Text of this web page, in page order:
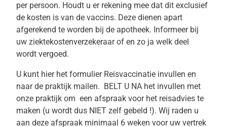
per persoon. Houdt u er rekening mee dat dit exclusief
de kosten is van de vaccins. Deze dienen apart
afgerekend te worden bij de apotheek. Informeer bij
uw ziektekostenverzekeraar of en zo ja welk deel
wordt vergoed.
U kunt hier het formulier Reisvaccinatie invullen en
naar de praktijk mailen. BELT U NA het invullen met
onze praktijk om een afspraak voor het reisadvies te
maken (u wordt dus NIET zelf gebeld !). Wij raden u
aan deze afspraak minimaal 6 weken voor uw vertrek